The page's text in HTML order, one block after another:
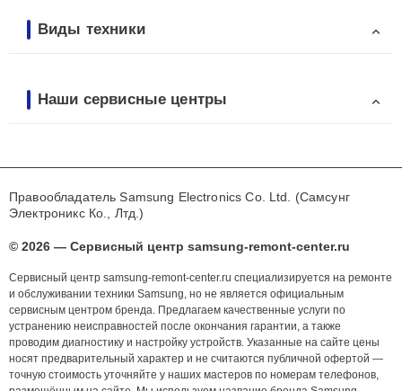
Виды техники
Наши сервисные центры
Правообладатель Samsung Electronics Co. Ltd. (Самсунг
Электроникс Ко., Лтд.)
© 2026 — Сервисный центр samsung-remont-center.ru
Сервисный центр samsung-remont-center.ru специализируется на ремонте
и обслуживании техники Samsung, но не является официальным
сервисным центром бренда. Предлагаем качественные услуги по
устранению неисправностей после окончания гарантии, а также
проводим диагностику и настройку устройств. Указанные на сайте цены
носят предварительный характер и не считаются публичной офертой —
точную стоимость уточняйте у наших мастеров по номерам телефонов,